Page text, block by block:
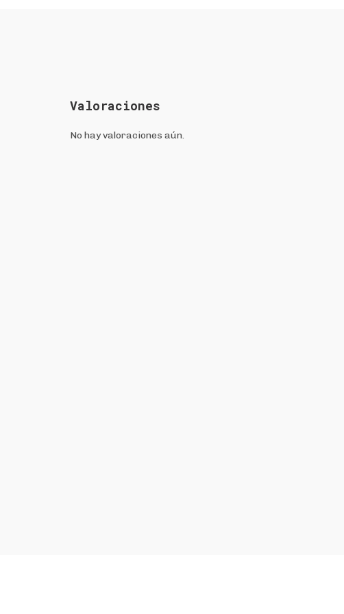
Valoraciones
No hay valoraciones aún.